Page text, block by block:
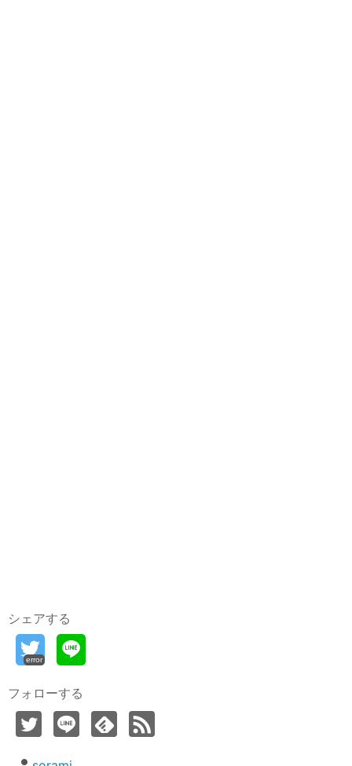
シェアする
error
フォローする